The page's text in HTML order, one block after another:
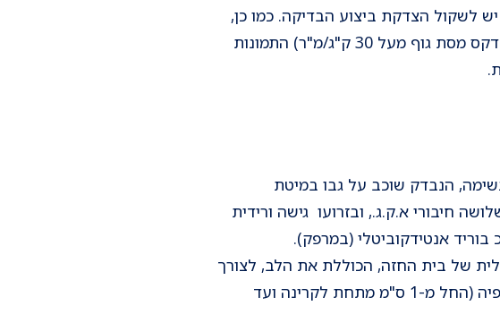
לשקול הצדקת ביצוע הבדיקה. כמו כן,
בחולים בעלי עודף משקל ניכר (אינדקס מסת גוף מעל 30 ק"ג/מ"ר) התמונות
הנבדק שוכב על גבו במיטת
חיבורי א.ק.ג., ובזרועו גישה ורידית
של בית החזה, הכוללת את הלב, לצורך
מיקום השדה הנסרק בעת האנגיוגרפיה (החל מ-1 ס"מ מתחת לקרינה ועד